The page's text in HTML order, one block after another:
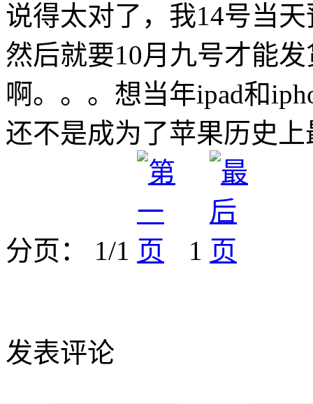
说得太对了，我14号当
然后就要10月九号才能
啊。。。想当年ipad和
还不是成为了苹果历史
分页： 1/1 1
发表评论